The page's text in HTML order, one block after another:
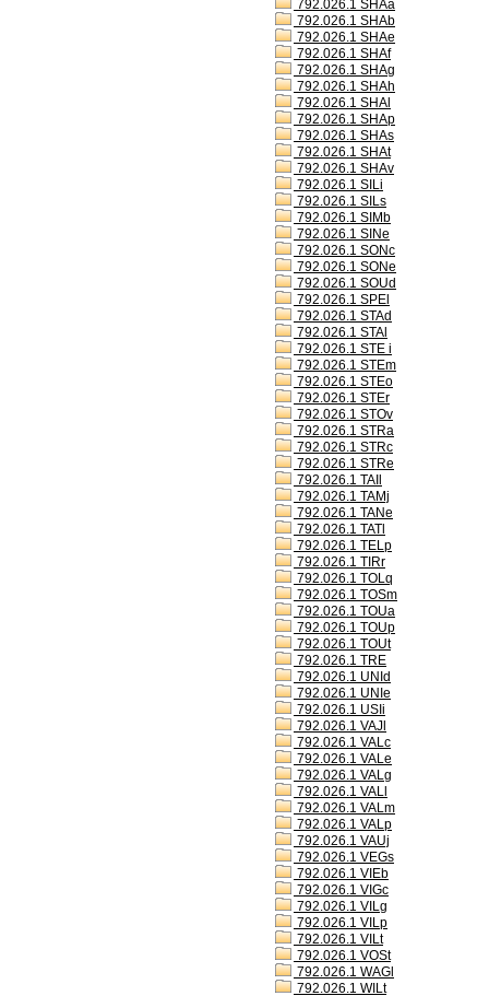
792.026.1 SHAa
792.026.1 SHAb
792.026.1 SHAe
792.026.1 SHAf
792.026.1 SHAg
792.026.1 SHAh
792.026.1 SHAl
792.026.1 SHAp
792.026.1 SHAs
792.026.1 SHAt
792.026.1 SHAv
792.026.1 SILi
792.026.1 SILs
792.026.1 SIMb
792.026.1 SINe
792.026.1 SONc
792.026.1 SONe
792.026.1 SOUd
792.026.1 SPEl
792.026.1 STAd
792.026.1 STAl
792.026.1 STE i
792.026.1 STEm
792.026.1 STEo
792.026.1 STEr
792.026.1 STOv
792.026.1 STRa
792.026.1 STRc
792.026.1 STRe
792.026.1 TAIl
792.026.1 TAMj
792.026.1 TANe
792.026.1 TATl
792.026.1 TELp
792.026.1 TIRr
792.026.1 TOLq
792.026.1 TOSm
792.026.1 TOUa
792.026.1 TOUp
792.026.1 TOUt
792.026.1 TRE
792.026.1 UNId
792.026.1 UNIe
792.026.1 USIi
792.026.1 VAJl
792.026.1 VALc
792.026.1 VALe
792.026.1 VALg
792.026.1 VALl
792.026.1 VALm
792.026.1 VALp
792.026.1 VAUj
792.026.1 VEGs
792.026.1 VIEb
792.026.1 VIGc
792.026.1 VILg
792.026.1 VILp
792.026.1 VILt
792.026.1 VOSt
792.026.1 WAGl
792.026.1 WILt